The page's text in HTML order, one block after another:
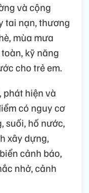
và cộng
tai nạn, thương
mùa mưa
kỹ năng
cho trẻ em.
phát hiện và
có nguy cơ
suối, hố nước,
xây dựng,
cảnh báo,
nhở, cảnh